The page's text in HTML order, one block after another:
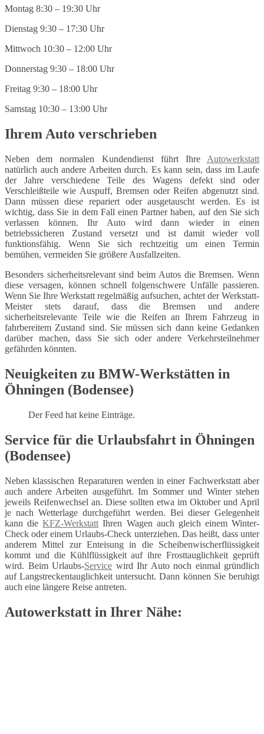
Montag 8:30 – 19:30 Uhr
Dienstag 9:30 – 17:30 Uhr
Mittwoch 10:30 – 12:00 Uhr
Donnerstag 9:30 – 18:00 Uhr
Freitag 9:30 – 18:00 Uhr
Samstag 10:30 – 13:00 Uhr
Ihrem Auto verschrieben
Neben dem normalen Kundendienst führt Ihre Autowerkstatt
natürlich auch andere Arbeiten durch. Es kann sein, dass im Laufe
der Jahre verschiedene Teile des Wagens defekt sind oder
Verschleißteile wie Auspuff, Bremsen oder Reifen abgenutzt sind.
Dann müssen diese repariert oder ausgetauscht werden. Es ist
wichtig, dass Sie in dem Fall einen Partner haben, auf den Sie sich
verlassen können. Ihr Auto wird dann wieder in einen
betriebssicheren Zustand versetzt und ist damit wieder voll
funktionsfähig. Wenn Sie sich rechtzeitig um einen Termin
bemühen, vermeiden Sie größere Ausfallzeiten.
Besonders sicherheitsrelevant sind beim Autos die Bremsen. Wenn
diese versagen, können schnell folgenschwere Unfälle passieren.
Wenn Sie Ihre Werkstatt regelmäßig aufsuchen, achtet der Werkstatt-
Meister stets darauf, dass die Bremsen und andere
sicherheitsrelevante Teile wie die Reifen an Ihrem Fahrzeug in
fahrbereitem Zustand sind. Sie müssen sich dann keine Gedanken
darüber machen, dass Sie sich oder andere Verkehrsteilnehmer
gefährden könnten.
Neuigkeiten zu BMW-Werkstätten in
Öhningen (Bodensee)
Der Feed hat keine Einträge.
Service für die Urlaubsfahrt in Öhningen
(Bodensee)
Neben klassischen Reparaturen werden in einer Fachwerkstatt aber
auch andere Arbeiten ausgeführt. Im Sommer und Winter stehen
jeweils Reifenwechsel an. Diese sollten etwa im Oktober und April
je nach Wetterlage durchgeführt werden. Bei dieser Gelegenheit
kann dieKFZ-Werkstatt Ihren Wagen auch gleich einem Winter-
Check oder einem Urlaubs-Check unterziehen. Das heißt, dass unter
anderem Mittel zur Enteisung in die Scheibenwischerflüssigkeit
kommt und die Kühlflüssigkeit auf ihre Frosttauglichkeit geprüft
wird. Beim Urlaubs-Service wird Ihr Auto noch einmal gründlich
auf Langstreckentauglichkeit untersucht. Dann können Sie beruhigt
auch eine längere Reise antreten.
Autowerkstatt in Ihrer Nähe: